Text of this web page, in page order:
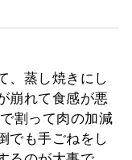
、蒸し焼きにし
崩れて食感が悪
割って肉の加減
でも手ごねをし